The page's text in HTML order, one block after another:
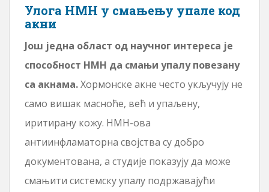
Улога НМН у смањењу упале код
акни
Још једна област од научног интереса је
способност НМН да смањи упалу повезану
са акнама.Хормонске акне често укључују не
само вишак масноће, већ и упаљену,
иритирану кожу. НМН-ова
антиинфламаторна својства су добро
документована, а студије показују да може
смањити системску упалу подржавајући